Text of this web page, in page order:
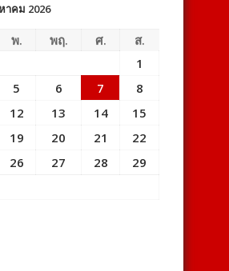
าคม 2026
พ. พฤ. ศ.
ส.
1
5 6 7
8
12 13 14
15
19 20 21
22
26 27 28
29